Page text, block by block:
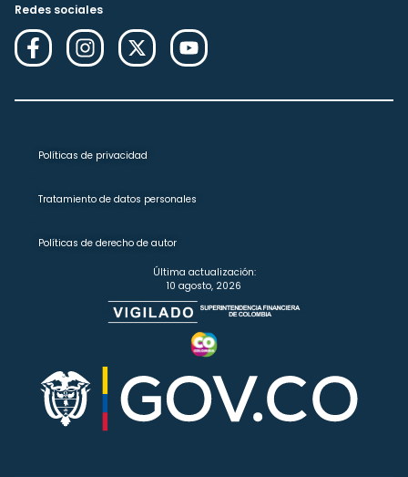
Redes sociales
Políticas de privacidad
Tratamiento de datos personales
Políticas de derecho de autor
Última actualización:
10 agosto, 2026